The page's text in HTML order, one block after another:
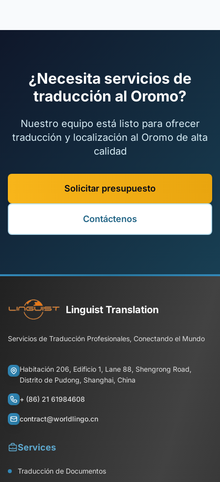
¿Necesita servicios de
traducción al Oromo?
Nuestro equipo está listo para ofrecer
traducción y localización al Oromo de alta
calidad
Solicitar presupuesto
Contáctenos
Linguist Translation
Servicios de Traducción Profesionales, Conectando el Mundo
Habitación 206, Edificio 1, Lane 88, Shengrong Road,
Distrito de Pudong, Shanghai, China
+ (86) 21 61984608
contract@worldlingo.cn
Services
Traducción de Documentos